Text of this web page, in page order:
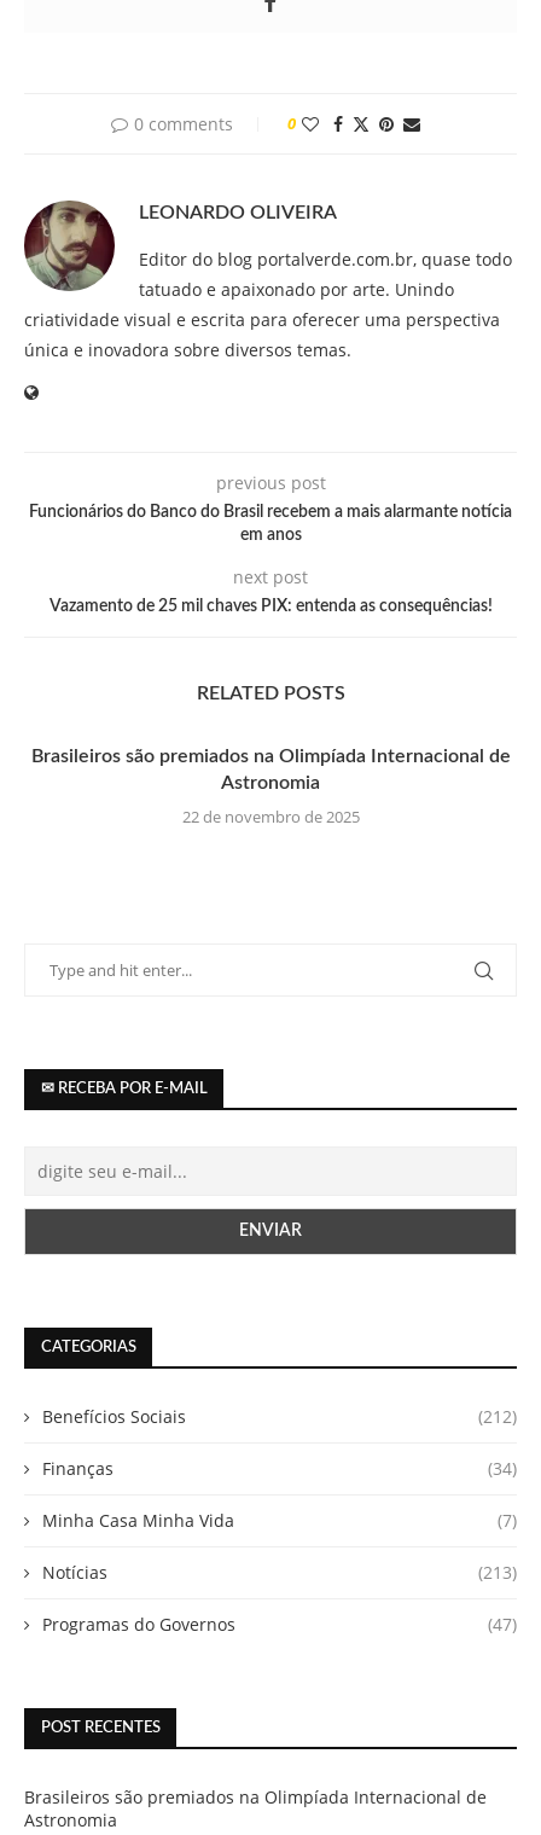
0 comments 0
LEONARDO OLIVEIRA
Editor do blog portalverde.com.br, quase todo
tatuado e apaixonado por arte. Unindo
criatividade visual e escrita para oferecer uma perspectiva
única e inovadora sobre diversos temas.
previous post
Funcionários do Banco do Brasil recebem a mais alarmante notícia
em anos
next post
Vazamento de 25 mil chaves PIX: entenda as consequências!
RELATED POSTS
Brasileiros são premiados na Olimpíada Internacional de
Astronomia
22 de novembro de 2025
✉ RECEBA POR E-MAIL
CATEGORIAS
Benefícios Sociais (212)
Finanças (34)
Minha Casa Minha Vida (7)
Notícias (213)
Programas do Governos (47)
POST RECENTES
Brasileiros são premiados na Olimpíada Internacional de
Astronomia